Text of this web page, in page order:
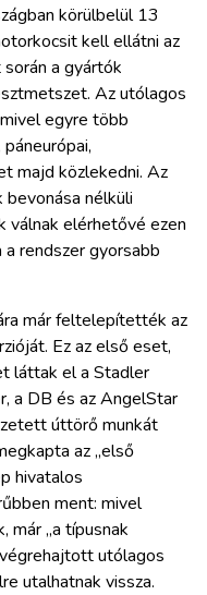
körülbelül 13
kell ellátni az
a gyártók
Az utólagos
egyre több
majd közlekedni. Az
bevonása nélküli
válnak elérhetővé ezen
rendszer gyorsabb
már feltelepítették az
Ez az első eset,
láttak el a Stadler
a DB és az AngelStar
úttörő munkát
az „első
hivatalos
ment: mivel
már „a típusnak
utólagos
utalhatnak vissza.